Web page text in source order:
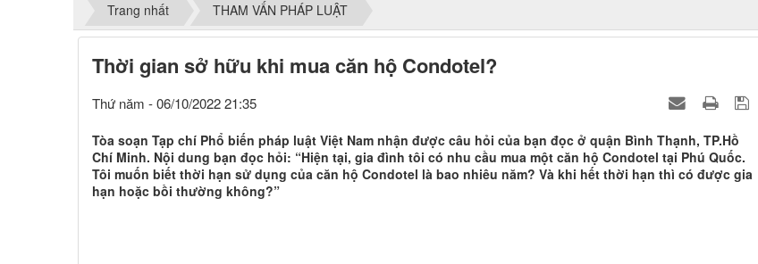
Trang nhất THAM VẤN PHÁP LUẬT
Thời gian sở hữu khi mua căn hộ Condotel?
Thứ năm - 06/10/2022 21:35
Tòa soạn Tạp chí Phổ biến pháp luật Việt Nam nhận được câu hỏi của bạn đọc ở quận Bình Thạnh, TP.Hồ
Chí Minh. Nội dung bạn đọc hỏi: “Hiện tại, gia đình tôi có nhu cầu mua một căn hộ Condotel tại Phú Quốc.
Tôi muốn biết thời hạn sử dụng của căn hộ Condotel là bao nhiêu năm? Và khi hết thời hạn thì có được gia
hạn hoặc bồi thường không?”​